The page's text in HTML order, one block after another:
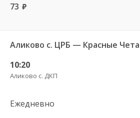
73 руб.
Аликово с. ЦРБ — Красные
10:20
Аликово с. ДКП
Ежедневно